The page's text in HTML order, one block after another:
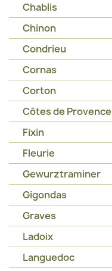
Chablis
Chinon
Condrieu
Cornas
Corton
Côtes de Provence
Fixin
Fleurie
Gewurztraminer
Gigondas
Graves
Ladoix
Languedoc